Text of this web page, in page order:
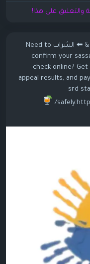
والتعليق على هذا!
& ⬅ الشراب Need to
confirm your
check online?
appeal results, and
srd